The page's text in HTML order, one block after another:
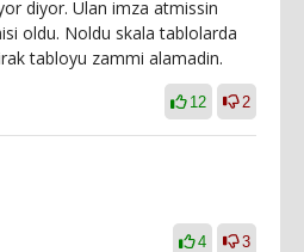
diyor. Ulan imza atmissin
oldu. Noldu skala tablolarda
tabloyu zammi alamadin.
12 2
4 3